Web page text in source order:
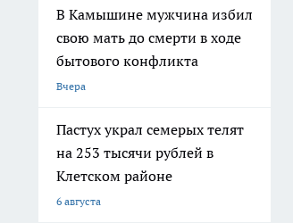
В Камышине мужчина избил
свою мать до смерти в ходе
бытового конфликта
Вчера
Пастух украл семерых телят
на 253 тысячи рублей в
Клетском районе
6 августа